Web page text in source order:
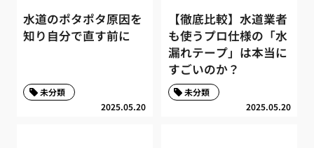
水道のポタポタ原因を
知り自分で直す前に
2025.05.20
未分類
【徹底比較】水道業者
も使うプロ仕様の「水
漏れテープ」は本当に
すごいのか？
2025.05.20
未分類